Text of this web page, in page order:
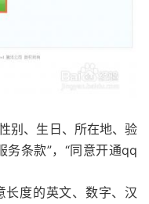
别、生日、所在地、验
务条款”，“同意开通qq
长度的英文、数字、汉